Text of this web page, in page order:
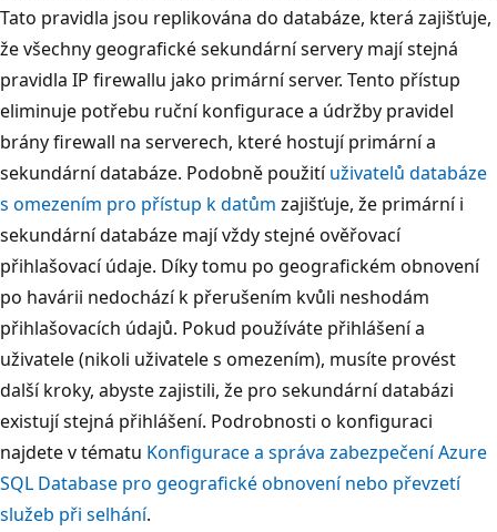
Tato pravidla jsou replikována do databáze, která zajišťuje,
že všechny geografické sekundární servery mají stejná
pravidla IP firewallu jako primární server. Tento přístup
eliminuje potřebu ruční konfigurace a údržby pravidel
brány firewall na serverech, které hostují primární a
sekundární databáze. Podobně použitíuživatelů databáze
s omezením pro přístup k datům zajišťuje, že primární i
sekundární databáze mají vždy stejné ověřovací
přihlašovací údaje. Díky tomu po geografickém obnovení
po havárii nedochází k přerušením kvůli neshodám
přihlašovacích údajů. Pokud používáte přihlášení a
uživatele (nikoli uživatele s omezením), musíte provést
další kroky, abyste zajistili, že pro sekundární databázi
existují stejná přihlášení. Podrobnosti o konfiguraci
najdete v tématu Konfigurace a správa zabezpečení Azure
SQL Database pro geografické obnovení nebo převzetí
služeb při selhání.